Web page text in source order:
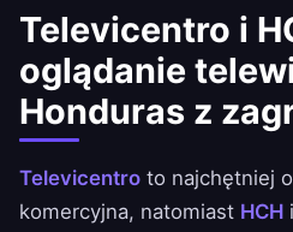
Televicentro i
oglądanie
Honduras z
Televicentro to najchętniej
komercyjna, natomiast HCH i